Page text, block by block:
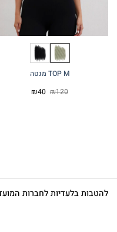
TOP M מנטה
₪120 המחיר
₪40 המחיר
להטבות בלעדיות לחברות